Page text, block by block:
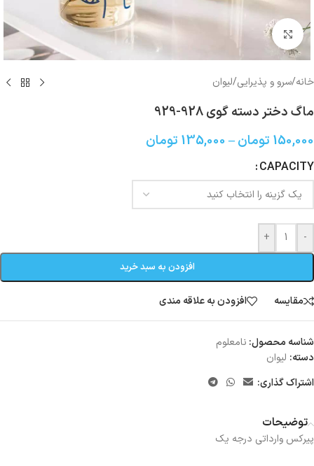
بزرگنمایی تصویر
خانه/سرو و پذیرایی/لیوان
ماگ دختر دسته گوی 928-929
150,000 تومان–
135,000 تومان
CAPACITY
-
+
افزودن به سبد خرید
مقایسه افزودن به علاقه مندی
شناسه محصول: نامعلوم
دسته: لیوان
اشتراک گذاری:
توضیحات
پیرکس وارداتی درجه یک